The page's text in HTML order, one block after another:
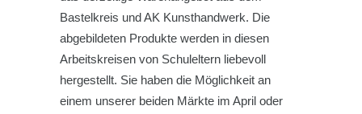
Bastelkreis und AK Kunsthandwerk. Die
abgebildeten Produkte werden in diesen
Arbeitskreisen von Schuleltern liebevoll
hergestellt. Sie haben die Möglichkeit an
einem unserer beiden Märkte im April oder